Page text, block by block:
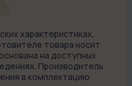
характеристиках,
товара носит
на доступных
Производитель
в комплектацию